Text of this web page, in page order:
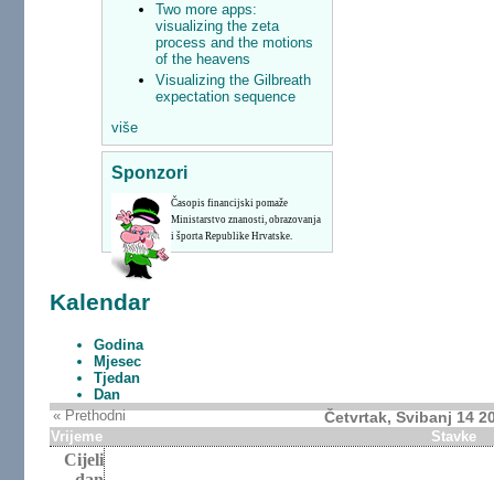
Two more apps:
visualizing the zeta
process and the motions
of the heavens
Visualizing the Gilbreath
expectation sequence
više
Sponzori
Časopis financijski pomaže
Ministarstvo znanosti, obrazovanja
i športa Republike Hrvatske.
Kalendar
Godina
Mjesec
Tjedan
Dan
« Prethodni
Četvrtak, Svibanj 14
Vrijeme Stavke
Cijeli